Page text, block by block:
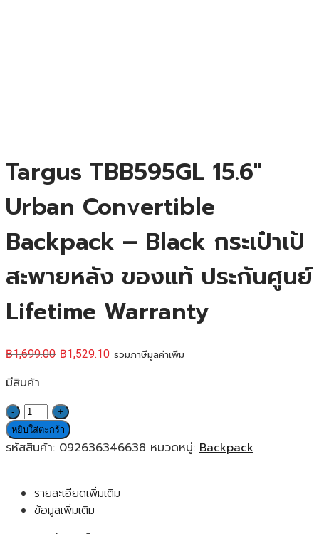
Targus TBB595GL 15.6″
Urban Convertible
Backpack – Black กระเป๋าเป้
สะพายหลัง ของแท้ ประกันศูนย์
Lifetime Warranty
฿1,699.00 ฿1,529.10 รวมภาษีมูลค่าเพิ่ม
มีสินค้า
จำนวน
Targus
TBB595GL
Convertible
Backpack
หยิบใส่ตะกร้า
รหัสสินค้า: 092636346638 หมวดหมู่: Backpack
รายละเอียดเพิ่มเติม
ข้อมูลเพิ่มเติม